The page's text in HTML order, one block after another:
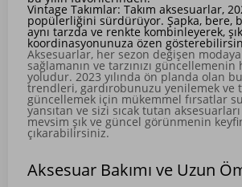
Vintage Takımlar: Takım aksesuarlar,
popülerliğini sürdürüyor. Şapka, bere,
aynı tarzda ve renkte kombinleyerek,
koordinasyonunuza özen
Aksesuarlar, her sezon değişen
sağlamanın ve tarzınızı
yoludur. 2023 yılında ön planda olan
trendleri, gardırobunuzu yenilemek ve
güncellemek için mükemmel fırsatlar
yansıtan ve sizi sıcak tutan
mevsim şık ve güncel görünmenin
çıkarabilirsiniz.
Aksesuar Bakımı ve Uzun